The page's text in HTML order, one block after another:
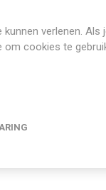
verlenen. Als
cookies te